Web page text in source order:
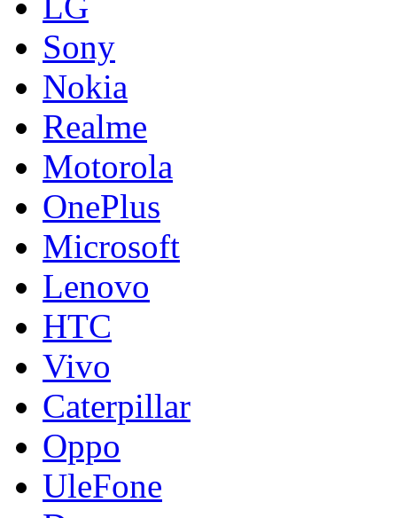
Sony
Nokia
Realme
Motorola
OnePlus
Microsoft
Lenovo
HTC
Vivo
Caterpillar
Oppo
UleFone